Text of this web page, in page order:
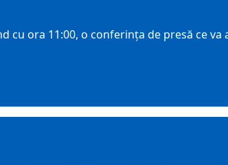
cu ora 11:00, o conferința de presă ce va